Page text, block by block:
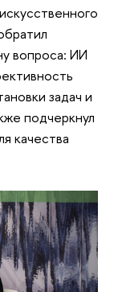
вопроса: ИИ
задач и
подчеркнул
качества